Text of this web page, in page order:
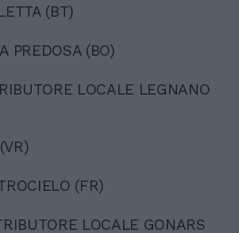
(BT)
PREDOSA (BO)
LOCALE LEGNANO
(FR)
LOCALE GONARS